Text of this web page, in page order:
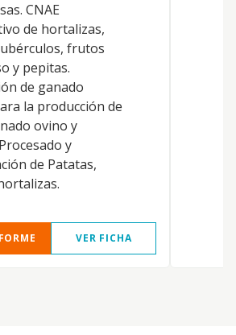
CNAE
de hortalizas,
frutos
y pepitas.
de ganado
la producción de
ovino y
y
de Patatas,
VER FICHA